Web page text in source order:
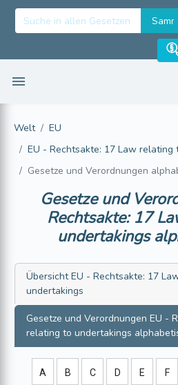
Welt
EU
EU - Rechtsakte: 17 Law relating
Gesetze und Verordnungen
Gesetze und
Rechtsakte: 17
undertakings
ÜbersichtEU - Rechtsakte: 17
undertakings
Gesetze und Verordnungen EU -
relating to undertakings
A B C D E F